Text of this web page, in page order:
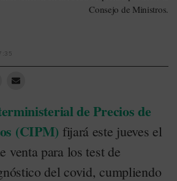
Consejo de Ministros.
de Precios de
(CIPM) fijará este jueves el
venta para los test de
del covid, cumpliendo